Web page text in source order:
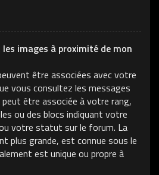
images à proximité de mon
être associées avec votre
vous consultez les messages
peut être associée à votre rang,
ou des blocs indiquant votre
votre statut sur le forum. La
plus grande, est connue sous le
est unique ou propre à